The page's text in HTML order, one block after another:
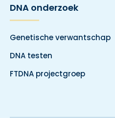
DNA onderzoek
Genetische verwantschap
DNA testen
FTDNA projectgroep